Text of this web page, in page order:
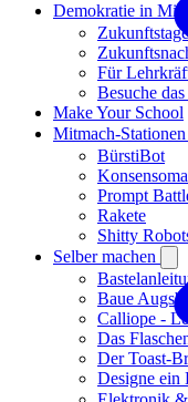
Demokratie in
Zukunftstage
Für
Besuche
Make Your School
Mitmach-Stationen
BürstiBot
Prompt
Rakete
Shitty
Selber machen
Baue
Calliope -
Das
Der Toast-
Designe